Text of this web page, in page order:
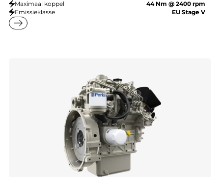
Maximaal koppel
44 Nm @ 2400 rpm
Emissieklasse
EU Stage V
east